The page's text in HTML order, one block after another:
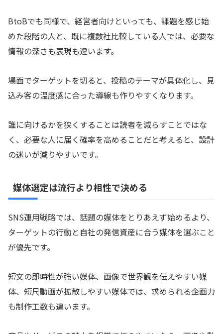
BtoBでも同様で、経営者向けといっても、課題を感じ始
めた段階の人と、既に複数社比較している人では、必要な
情報の深さも表現も違います。
場面でターゲットを切ると、投稿のテーマが具体化し、見
込み客の温度感に合った導線も作りやすくなります。
誰に向けるかを狭くすることは読者を減らすことではな
く、必要な人に届く確率を高めることだと考えると、設計
の迷いが減りやすいです。
媒体選定は流行より相性で決める
SNS運用戦略では、話題の媒体をとりあえず始めるより、
ターゲットの行動と自社の発信資産に合う媒体を選ぶこと
が優先です。
短文の即時性が強い媒体、画像で世界観を伝えやすい媒
体、短尺動画が拡散しやすい媒体では、求められる企画力
も制作工数も違います。